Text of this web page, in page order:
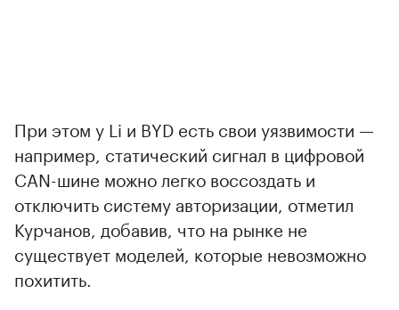
При этом у Li и BYD есть свои уязвимости —
например, статический сигнал в цифровой
CAN-шине можно легко воссоздать и
отключить систему авторизации, отметил
Курчанов, добавив, что на рынке не
существует моделей, которые невозможно
похитить.